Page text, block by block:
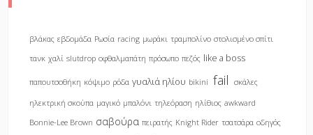
βλάκας εβδομάδα Ρωσία racing μωράκι τραμπολίνο στολισμένο σπίτι
τανκ χαλί slutdrop οφθαλμαπάτη πρόσωπο πεζός like a boss
παπουτσοθήκη κόψιμο ρόδα γυαλιά ηλίου bikini fail
σκάλες
ηλεκτρική σκούπα μαγικό μπαλόνι τηλεόραση ηλίθιος awkward
Bonnie-Lee Brown σαβούρα πειρατής Knight Rider τσατσάρα οδηγός